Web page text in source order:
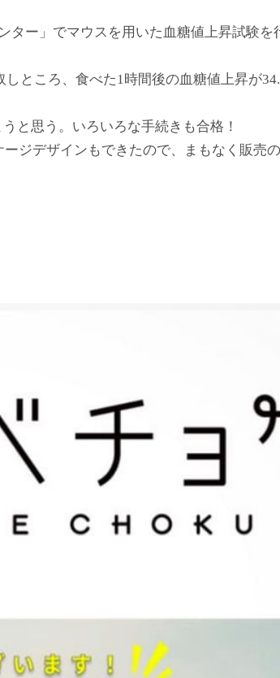
ター」でマウスを用いた血糖値上昇試験を
ところ、食べた1時間後の血糖値上昇が
と思う。いろいろな手続きも合格！
ジデザインもできたので、まもなく販売